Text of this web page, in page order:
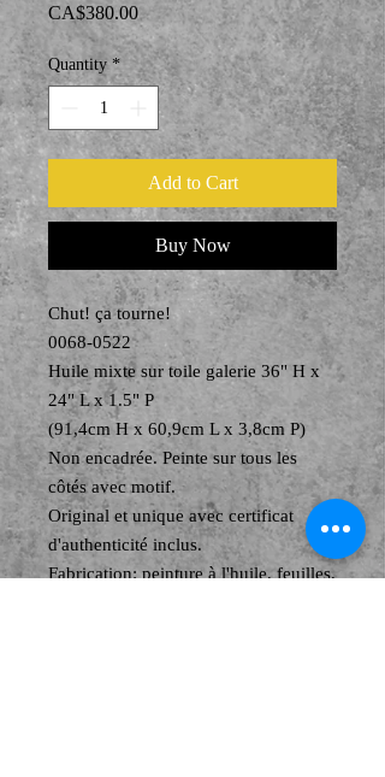
CA$380.00Price
Quantity *
Add to Cart
Buy Now
Chut! ça tourne!
0068-0522
Huile mixte sur toile galerie 36" H x
24" L x 1.5" P
(91,4cm H x 60,9cm L x 3,8cm P)
Non encadrée. Peinte sur tous les
côtés avec motif.
Original et unique avec certificat
d'authenticité inclus.
Fabrication: peinture à l'huile, feuilles,